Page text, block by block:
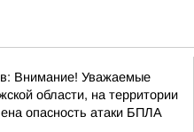
Внимание! Уважаемые
области, на территории
опасность атаки БПЛА